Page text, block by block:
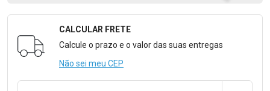
Formulário para Calcular o Frete
CALCULAR FRETE
Calcule o prazo e o valor das suas entregas
Não sei meu CEP